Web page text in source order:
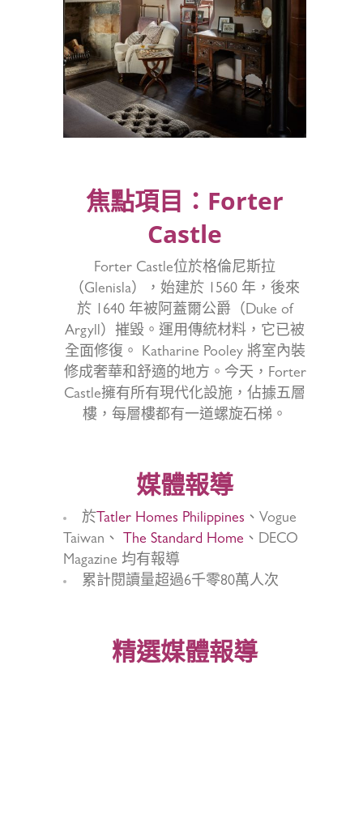
焦點項目：Forter
Castle
Forter Castle位於格倫尼斯拉
（Glenisla），始建於 1560 年，後來
於 1640 年被阿蓋爾公爵（Duke of
Argyll）摧毀。運用傳統材料，它已被
全面修復。 Katharine Pooley 將室內裝
修成奢華和舒適的地方。今天，Forter
Castle擁有所有現代化設施，佔據五層
樓，每層樓都有一道螺旋石梯。
媒體報導
於 Tatler Homes Philippines 、Vogue
Taiwan、
The Standard Home 、DECO
Magazine 均有報導
累計閱讀量超過6千零80萬人次
精選媒體報導